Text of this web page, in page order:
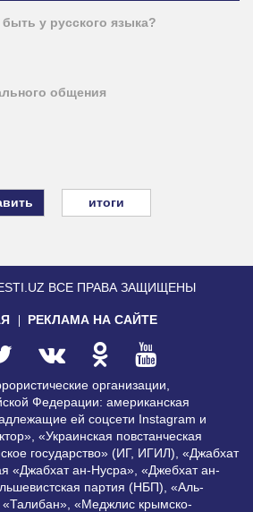
у русского языка?
общения
итоги
ВСЕ ПРАВА ЗАЩИЩЕНЫ
РЕКЛАМА НА САЙТЕ
организации,
Федерации: американская
ей соцсети Instagram и
«Украинская повстанческая
государство» (ИГ, ИГИЛ), «Джабхат
ан-Нусра», «Джебхат ан-
партия (НБП), «Аль-
«Меджлис крымско-